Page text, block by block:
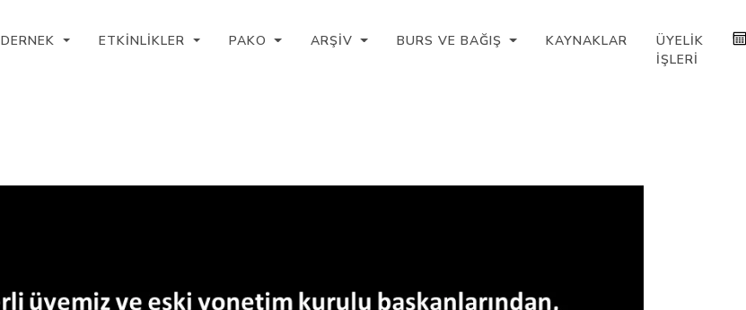
DERNEK ETKINLIKLER PAKO ARŞIV BURS VE BAĞIŞ KAYNAKLAR
ÜYELIK
İŞLERI